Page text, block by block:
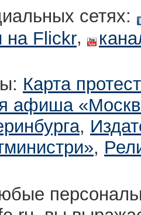
сетях:
на Flickr,
Карта
афиша
,
,